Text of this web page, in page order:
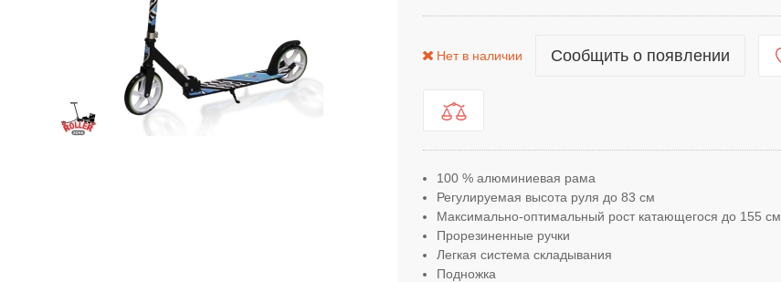
Нет в наличии Сообщить о появлении
100 % алюминиевая рама
Регулируемая высота руля до 83 см
Максимально-оптимальный рост катающегося до 155 см
Прорезиненные ручки
Легкая система складывания
Подножка